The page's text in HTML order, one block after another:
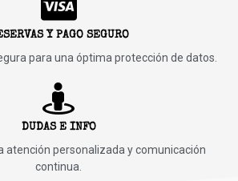
Y PAGO SEGURO
para una óptima protección de datos.
DUDAS E INFO
atención personalizada y comunicación
continua.